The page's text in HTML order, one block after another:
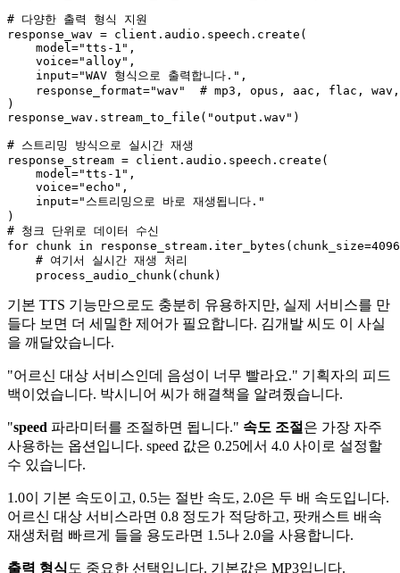
# 다양한 출력 형식 지원
response_wav = client.audio.speech.create(
    model=
"tts-1" ,
    voice=
"alloy" ,
input="WAV 형식으로 출력합니다." ,
    response_format=
"wav"
# mp3, opus, aac, flac, wav,
)
response_wav.stream_to_file( "output.wav" )
# 스트리밍 방식으로 실시간 재생
response_stream = client.audio.speech.create(
    model=
"tts-1" ,
    voice=
"echo" ,
input="스트리밍으로 바로 재생됩니다."
# 청크 단위로 데이터 수신
for chunk in response_stream.iter_bytes(chunk_size=4096
# 여기서 실시간 재생 처리
기본 TTS 기능만으로도 충분히 유용하지만, 실제 서비스를 만
들다 보면 더 세밀한 제어가 필요합니다. 김개발 씨도 이 사실
을 깨달았습니다.
"어르신 대상 서비스인데 음성이 너무 빨라요." 기획자의 피드
백이었습니다. 박시니어 씨가 해결책을 알려줬습니다.
"speed 파라미터를 조절하면 됩니다." 속도 조절은 가장 자주
사용하는 옵션입니다. speed 값은 0.25에서 4.0 사이로 설정할
수 있습니다.
1.0이 기본 속도이고, 0.5는 절반 속도, 2.0은 두 배 속도입니다.
어르신 대상 서비스라면 0.8 정도가 적당하고, 팟캐스트 배속
재생처럼 빠르게 들을 용도라면 1.5나 2.0을 사용합니다.
출력 형식도 중요한 선택입니다. 기본값은 MP3입니다.